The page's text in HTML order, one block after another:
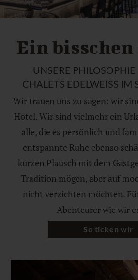
Ein bisschen
UNSERE
CHALETS EDELWEISS IM
Wir trauen uns zu sagen: wir
Hotel. Wir sind vielmehr ein
alle, die es persönlich und
entspannte Ruhe ebenso
kurzen Plausch mit dem
Tradition mögen, aber auf
nicht verzichten möchten.
Abenteurer wie wir
So ticken wir